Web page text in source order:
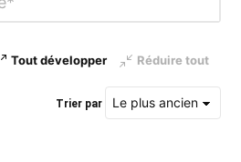
Tout développer Réduire tout
Trier par